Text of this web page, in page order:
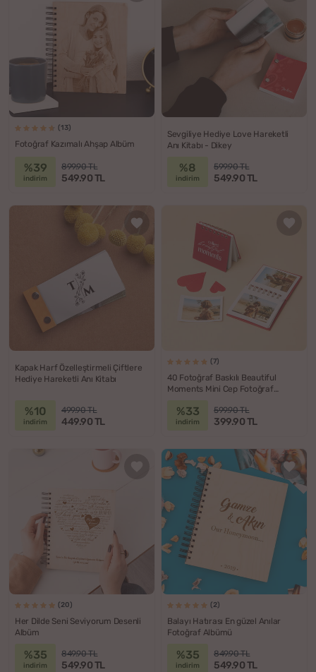
(13)
Fotoğraf Kazımalı Ahşap Albüm
%39
indirim
899.90 TL
549.90 TL
Sevgiliye Hediye Love Hareketli
Anı Kitabı - Dikey
%8
indirim
599.90 TL
549.90 TL
Kapak Harf Özelleştirmeli Çiftlere
Hediye Hareketli Anı Kitabı
%10
indirim
499.90 TL
449.90 TL
(7)
40 Fotoğraf Baskılı Beautiful
Moments Mini Cep Fotoğraf
%33
indirim
599.90 TL
399.90 TL
(20)
Her Dilde Seni Seviyorum Desenli
Albüm
%35
indirim
849.90 TL
549.90 TL
(2)
Balayı Hatırası En güzel Anılar
Fotoğraf Albümü
%35
indirim
849.90 TL
549.90 TL